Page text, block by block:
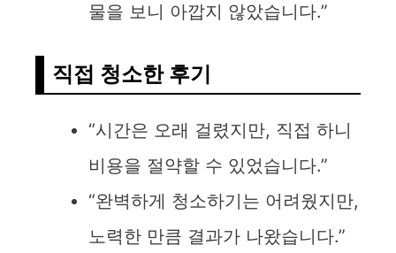
물을 보니 아깝지 않았습니다.”
직접 청소한 후기
“시간은 오래 걸렸지만, 직접 하니
비용을 절약할 수 있었습니다.”
“완벽하게 청소하기는 어려웠지만,
노력한 만큼 결과가 나왔습니다.”